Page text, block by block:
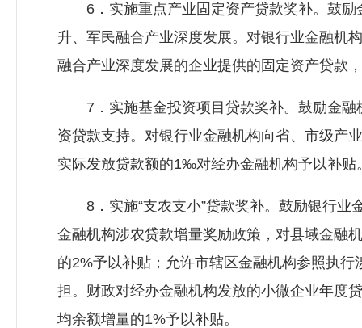
6．实施重点产业固定资产贷款奖补。鼓励
升、军民融合产业深度发展。对银行业金融机
融合产业深度发展的企业提供的固定资产贷款
7．实施基金投资项目贷款奖补。鼓励金融
资贷款支持。对银行业金融机构向省、市级产
实际发放贷款额的1‰对经办金融机构予以补贴
8．实施“支农支小”贷款奖补。鼓励银行业
金融机构涉农贷款增量奖励政策，对县域金融
的2%予以补贴；允许市辖区金融机构参照执
担。财政对经办金融机构发放的小微企业年度
均余额增量的1%予以补贴。